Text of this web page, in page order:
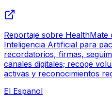
Reportaje sobre HealthMate
Inteligencia Artificial para
recordatorios, firmas,
canales digitales; recoge
activas y reconocimientos
El Espanol